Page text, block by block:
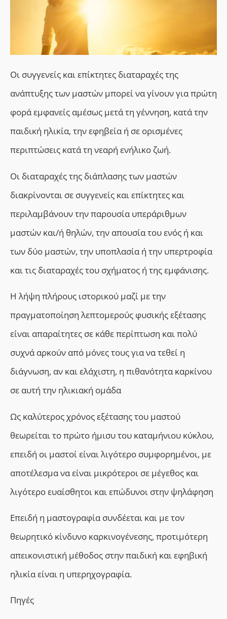
Οι συγγενείς και επίκτητες διαταραχές της
ανάπτυξης των μαστών μπορεί να γίνουν για πρώτη
φορά εμφανείς αμέσως μετά τη γέννηση, κατά την
παιδική ηλικία, την εφηβεία ή σε ορισμένες
περιπτώσεις κατά τη νεαρή ενήλικο ζωή.
Οι διαταραχές της διάπλασης των μαστών
διακρίνονται σε συγγενείς και επίκτητες και
περιλαμβάνουν την παρουσία υπεράριθμων
μαστών και/ή θηλών, την απουσία του ενός ή και
των δύο μαστών, την υποπλασία ή την υπερτροφία
και τις διαταραχές του σχήματος ή της εμφάνισης.
Η λήψη πλήρους ιστορικού μαζί με την
πραγματοποίηση λεπτομερούς φυσικής εξέτασης
είναι απαραίτητες σε κάθε περίπτωση και πολύ
συχνά αρκούν από μόνες τους για να τεθεί η
διάγνωση, αν και ελάχιστη, η πιθανότητα καρκίνου
σε αυτή την ηλικιακή ομάδα
Ως καλύτερος χρόνος εξέτασης του μαστού
θεωρείται το πρώτο ήμισυ του καταμήνιου κύκλου,
επειδή οι μαστοί είναι λιγότερο συμφορημένοι, με
αποτέλεσμα να είναι μικρότεροι σε μέγεθος και
λιγότερο ευαίσθητοι και επώδυνοι στην ψηλάφηση
Επειδή η μαστογραφία συνδέεται και με τον
θεωρητικό κίνδυνο καρκινογένεσης, προτιμότερη
απεικονιστική μέθοδος στην παιδική και εφηβική
ηλικία είναι η υπερηχογραφία.
Πηγές